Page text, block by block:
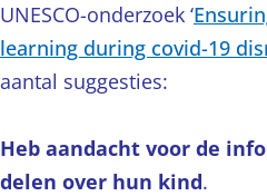
UNESCO-onderzoek ‘
learning during covid-19
aantal suggesties:
Heb aandacht voor de
delen over hun kind.